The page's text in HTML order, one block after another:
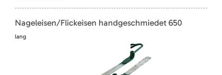
Nageleisen/Flickeisen handgeschmiedet 650
lang